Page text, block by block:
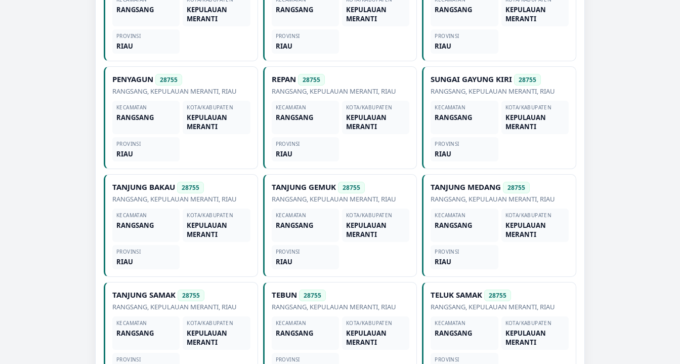
RANGSANG
KEPULAUAN
MERANTI
PROVINSI
RIAU
RANGSANG
KEPULAUAN
MERANTI
PROVINSI
RIAU
RANGSANG
KEPULAUAN
MERANTI
PROVINSI
RIAU
PENYAGUN 28755
RANGSANG, KEPULAUAN MERANTI, RIAU
KECAMATAN
RANGSANG
KOTA/KABUPATEN
KEPULAUAN
MERANTI
PROVINSI
RIAU
REPAN 28755
RANGSANG, KEPULAUAN MERANTI, RIAU
KECAMATAN
RANGSANG
KOTA/KABUPATEN
KEPULAUAN
MERANTI
PROVINSI
RIAU
SUNGAI GAYUNG KIRI 28755
RANGSANG, KEPULAUAN MERANTI, RIAU
KECAMATAN
RANGSANG
KOTA/KABUPATEN
KEPULAUAN
MERANTI
PROVINSI
RIAU
TANJUNG BAKAU 28755
RANGSANG, KEPULAUAN MERANTI, RIAU
KECAMATAN
RANGSANG
KOTA/KABUPATEN
KEPULAUAN
MERANTI
PROVINSI
RIAU
TANJUNG GEMUK 28755
RANGSANG, KEPULAUAN MERANTI, RIAU
KECAMATAN
RANGSANG
KOTA/KABUPATEN
KEPULAUAN
MERANTI
PROVINSI
RIAU
TANJUNG MEDANG 28755
RANGSANG, KEPULAUAN MERANTI, RIAU
KECAMATAN
RANGSANG
KOTA/KABUPATEN
KEPULAUAN
MERANTI
PROVINSI
RIAU
TANJUNG SAMAK 28755
RANGSANG, KEPULAUAN MERANTI, RIAU
KECAMATAN
RANGSANG
KOTA/KABUPATEN
KEPULAUAN
MERANTI
PROVINSI
TEBUN 28755
RANGSANG, KEPULAUAN MERANTI, RIAU
KECAMATAN
RANGSANG
KOTA/KABUPATEN
KEPULAUAN
MERANTI
PROVINSI
TELUK SAMAK 28755
RANGSANG, KEPULAUAN MERANTI, RIAU
KECAMATAN
RANGSANG
KOTA/KABUPATEN
KEPULAUAN
MERANTI
PROVINSI